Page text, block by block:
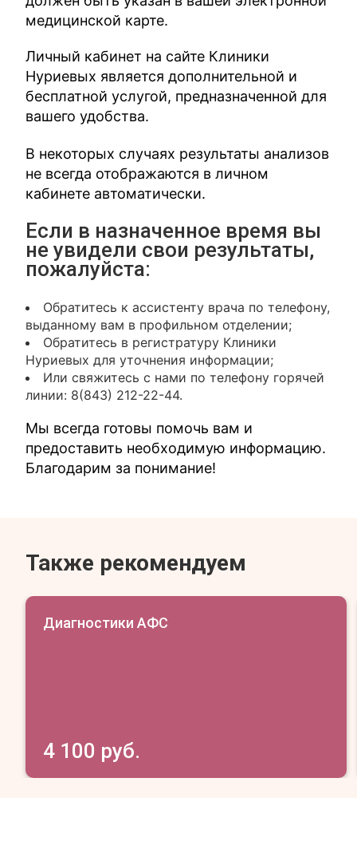
медицинской карте.
Личный кабинет на сайте Клиники
Нуриевых является дополнительной и
бесплатной услугой, предназначенной для
вашего удобства.
В некоторых случаях результаты анализов
не всегда отображаются в личном
кабинете автоматически.
Если в назначенное время вы
не увидели свои результаты,
пожалуйста:
Обратитесь к ассистенту врача по телефону,
выданному вам в профильном отделении;
Обратитесь в регистратуру Клиники
Нуриевых для уточнения информации;
Или свяжитесь с нами по телефону горячей
линии: 8(843) 212-22-44.
Мы всегда готовы помочь вам и
предоставить необходимую информацию.
Благодарим за понимание!
Также рекомендуем
Диагностики АФС
4 100 руб.